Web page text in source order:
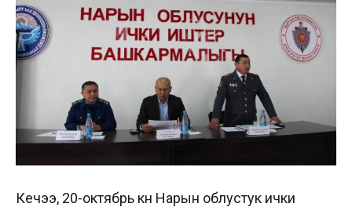
Кечээ, 20-октябрь күнү Нарын облустук ички